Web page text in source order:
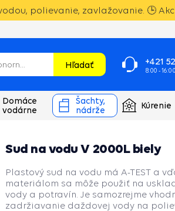
polievanie, zavlažovanie. 🕒
Hľadať +421
8:00 - 16:00
Domáce
vodárne
Šachty,
nádrže
Kúrenie
Sud na vodu V 2000L biely
Plastový sud na vodu má A-TEST a
materiálom sa môže použiť na
vody a potravín. Je samozrejme
zadržiavanie daždovej vody na